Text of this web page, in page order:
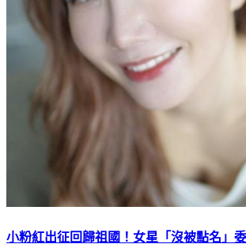
小粉紅出征回歸祖國！女星「沒被點名」